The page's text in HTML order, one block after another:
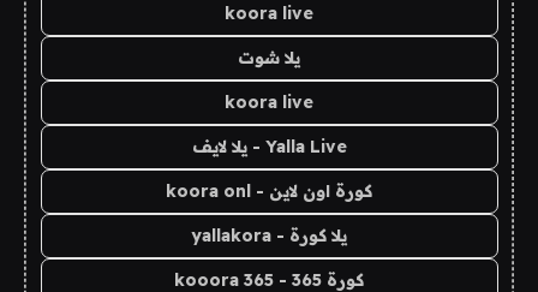
koora live
يلا شوت
koora live
Yalla Live - يلا لايف
كورة اون لاين - koora onl
يلا كورة - yallakora
كورة 365 - kooora 365